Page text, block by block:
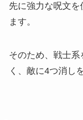
先に強力な呪文を
ます。
そのため、戦士
く、敵に4つ消し